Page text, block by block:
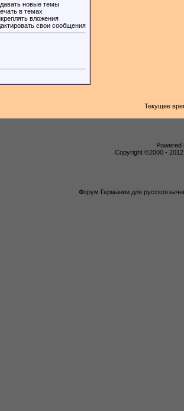
новые темы
в темах
вложения
свои сообщения
Текущее
Powered
Copyright ©2000 -
Форум Германии для